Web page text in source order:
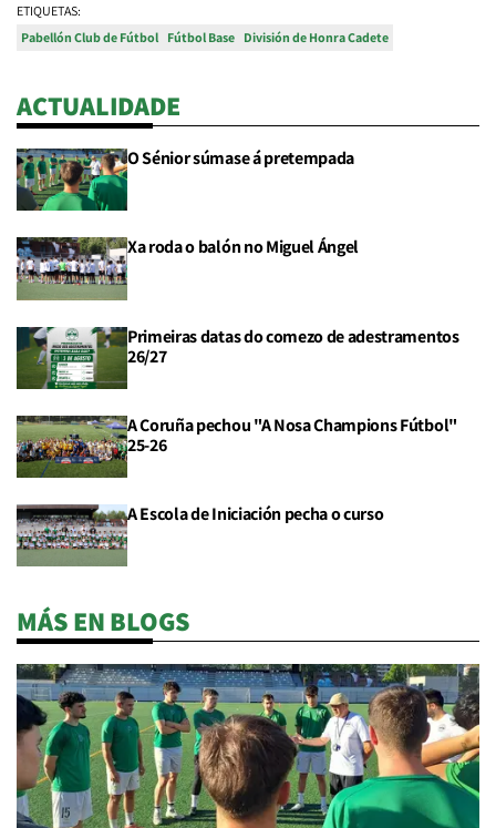
ETIQUETAS:
Pabellón Club de Fútbol Fútbol Base División de Honra Cadete
ACTUALIDADE
O Sénior súmase á pretempada
Xa roda o balón no Miguel Ángel
Primeiras datas do comezo de adestramentos
26/27
A Coruña pechou "A Nosa Champions Fútbol"
25-26
A Escola de Iniciación pecha o curso
MÁS EN BLOGS